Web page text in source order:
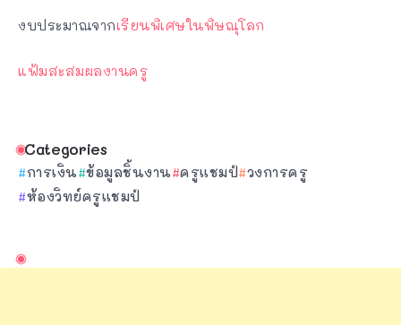
งบประมาณจากเรียนพิเศษในพิษณุโลก
แฟ้มสะสมผลงานครู
Categories
การเงิน ข้อมูลชิ้นงาน ครูแชมป์ วงการครู
ห้องวิทย์ครูแชมป์